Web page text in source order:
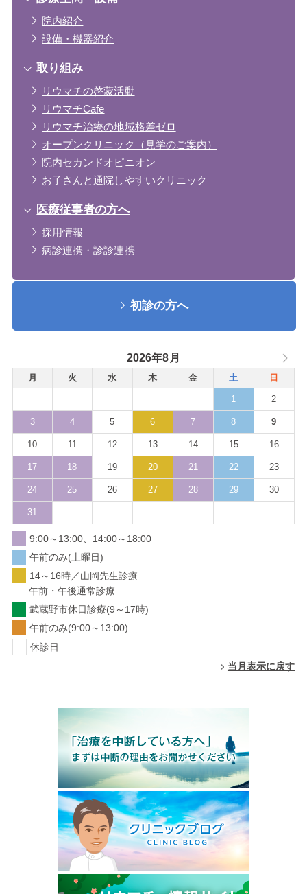
院内紹介
設備・機器紹介
取り組み
リウマチの啓蒙活動
リウマチCafe
リウマチ治療の地域格差ゼロ
オープンクリニック（見学のご案内）
院内セカンドオピニオン
お子さんと通院しやすいクリニック
医療従事者の方へ
採用情報
病診連携・診診連携
初診の方へ
2026年8月
月 火 水 木 金 土 日
1 2
3 4 5 6 7 8 9
10 11 12 13 14 15 16
17 18 19 20 21 22 23
24 25 26 27 28 29 30
31
9:00～13:00、14:00～18:00
午前のみ(土曜日)
14～16時／山岡先生診療
午前・午後通常診療
武蔵野市休日診療(9～17時)
午前のみ(9:00～13:00)
休診日
当月表示に戻す